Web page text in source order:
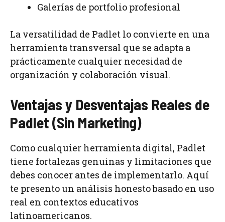
Galerías de portfolio profesional
La versatilidad de Padlet lo convierte en una
herramienta transversal que se adapta a
prácticamente cualquier necesidad de
organización y colaboración visual.
Ventajas y Desventajas Reales de
Padlet (Sin Marketing)
Como cualquier herramienta digital, Padlet
tiene fortalezas genuinas y limitaciones que
debes conocer antes de implementarlo. Aquí
te presento un análisis honesto basado en uso
real en contextos educativos
latinoamericanos.